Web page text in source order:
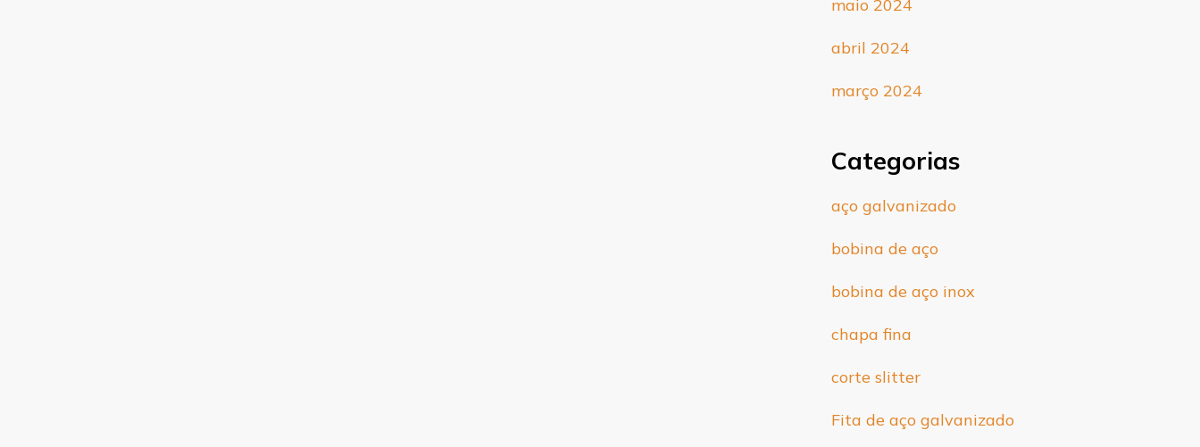
maio 2024
abril 2024
março 2024
Categorias
aço galvanizado
bobina de aço
bobina de aço inox
chapa fina
corte slitter
Fita de aço galvanizado